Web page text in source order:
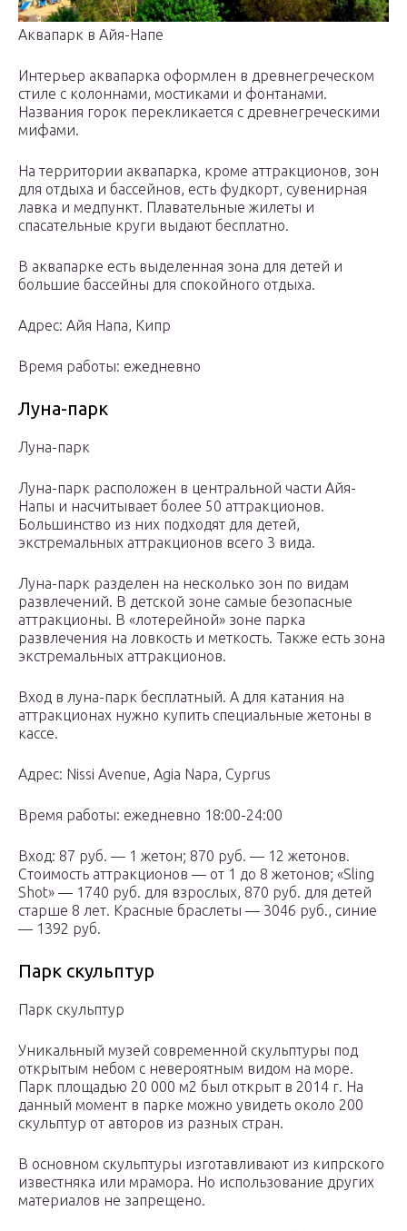
Аквапарк в Айя-Напе
Интерьер аквапарка оформлен в древнегреческом
стиле с колоннами, мостиками и фонтанами.
Названия горок перекликается с древнегреческими
мифами.
На территории аквапарка, кроме аттракционов, зон
для отдыха и бассейнов, есть фудкорт, сувенирная
лавка и медпункт. Плавательные жилеты и
спасательные круги выдают бесплатно.
В аквапарке есть выделенная зона для детей и
большие бассейны для спокойного отдыха.
Адрес: Айя Напа, Кипр
Время работы: ежедневно
Луна-парк
Луна-парк
Луна-парк расположен в центральной части Айя-
Напы и насчитывает более 50 аттракционов.
Большинство из них подходят для детей,
экстремальных аттракционов всего 3 вида.
Луна-парк разделен на несколько зон по видам
развлечений. В детской зоне самые безопасные
аттракционы. В «лотерейной» зоне парка
развлечения на ловкость и меткость. Также есть зона
экстремальных аттракционов.
Вход в луна-парк бесплатный. А для катания на
аттракционах нужно купить специальные жетоны в
кассе.
Адрес: Nissi Avenue, Agia Napa, Cyprus
Время работы: ежедневно 18:00-24:00
Вход: 87 руб. — 1 жетон; 870 руб. — 12 жетонов.
Стоимость аттракционов — от 1 до 8 жетонов; «Sling
Shot» — 1740 руб. для взрослых, 870 руб. для детей
старше 8 лет. Красные браслеты — 3046 руб., синие
— 1392 руб.
Парк скульптур
Парк скульптур
Уникальный музей современной скульптуры под
открытым небом с невероятным видом на море.
Парк площадью 20 000 м2 был открыт в 2014 г. На
данный момент в парке можно увидеть около 200
скульптур от авторов из разных стран.
В основном скульптуры изготавливают из кипрского
известняка или мрамора. Но использование других
материалов не запрещено.